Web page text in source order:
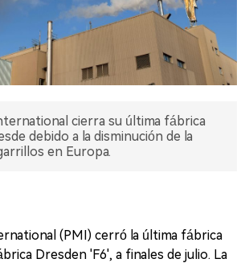
cierra su última fábrica
debido a la disminución de la
en Europa.
(PMI) cerró la última fábrica
Dresden 'F6', a finales de julio. La